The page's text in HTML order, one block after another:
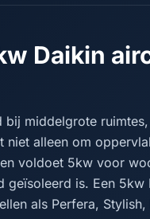
Daikin
middelgrote
niet alleen om
voldoet 5kw voor
is. Een
als Perfera,